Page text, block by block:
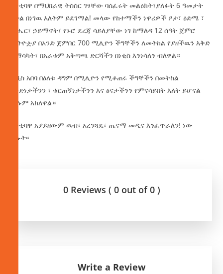
ከንቲባዋ በማህበራዊ ትስስር ገፃቸው ባሰፈሩት መልዕክት፣ያለፉት 6 ዓመታት
ገድል በነገዉ እለትም ይደገማል! መላው የከተማችን ነዋሪዎች ፆታ፣ ዕድሜ ፣
ብሔር፣ ኃይማኖት፣ የኑሮ ደረጃ ሳይለያቸው ነገ ከማለዳ 12 ሰዓት ጀምሮ
ኢትዮዽያ በአንድ ጀምበር 700 ሚሊዮን ችግኞችን ለመትከል የያዘችዉን እቅድ
ለማሳካት፣ በአራቱም አቅጣጫ ድርሻችን በነቂስ እንነሳለን ብለዋል።
አዲስ አበባ በዕለቱ ዳግም በሚሊዮን የሚቆጠሩ ችግኞችን በመትከል
አንድነታችንን ፣ ቁርጠኝነታችንን እና ፅናታችንን የምናሳይበት እለት ይሆናል
ሲሉም አክለዋል።
ከንቲባዋ አያይዘውም ዉብ፣ አረንጓዴ፣ ጤናማ መዲና እንፈጥራለን! ነው
ያሉት፡፡
0 Reviews ( 0 out of 0 )
Write a Review